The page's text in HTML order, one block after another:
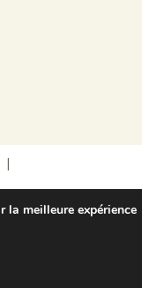
|
la meilleure expérience